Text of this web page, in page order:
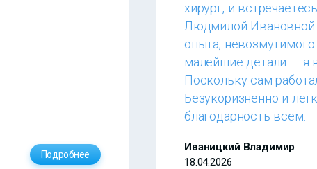
Подробнее
хирург, и
Людмилой Ивановной
опыта,
малейшие детали — я
Поскольку сам
Безукоризненно и
благодарность всем.
Иваницкий Владимир
18.04.2026